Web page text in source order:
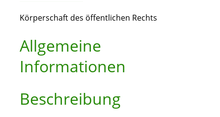
Körperschaft des öffentlichen Rechts
Allgemeine
Informationen
Beschreibung